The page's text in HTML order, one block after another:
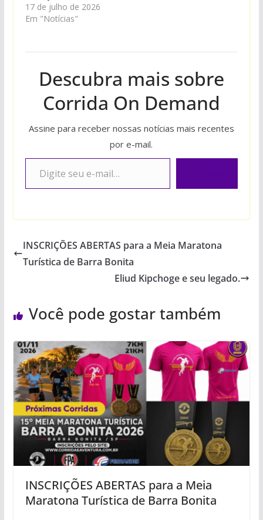
17 de julho de 2026
Em "Notícias"
Descubra mais sobre
Corrida On Demand
Assine para receber nossas notícias mais recentes
por e-mail.
Digite seu e-mail…
INSCRIÇÕES ABERTAS para a Meia Maratona
Turística de Barra Bonita
Eliud Kipchoge e seu legado.
Você pode gostar também
INSCRIÇÕES ABERTAS para a Meia
Maratona Turística de Barra Bonita